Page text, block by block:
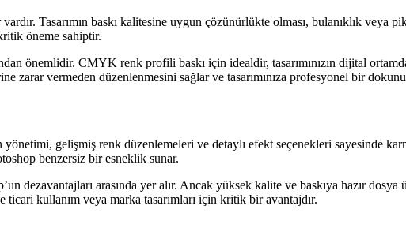
Tasarımın baskı kalitesine uygun çözünürlükte olması, bulanıklık
öneme sahiptir.
önemlidir. CMYK renk profili baskı için idealdir, tasarımınızın dijital
zarar vermeden düzenlenmesini sağlar ve tasarımınıza profesyonel bir
yönetimi, gelişmiş renk düzenlemeleri ve detaylı efekt seçenekleri sayesinde
benzersiz bir esneklik sunar.
dezavantajları arasında yer alır. Ancak yüksek kalite ve baskıya hazır
kullanım veya marka tasarımları için kritik bir avantajdır.